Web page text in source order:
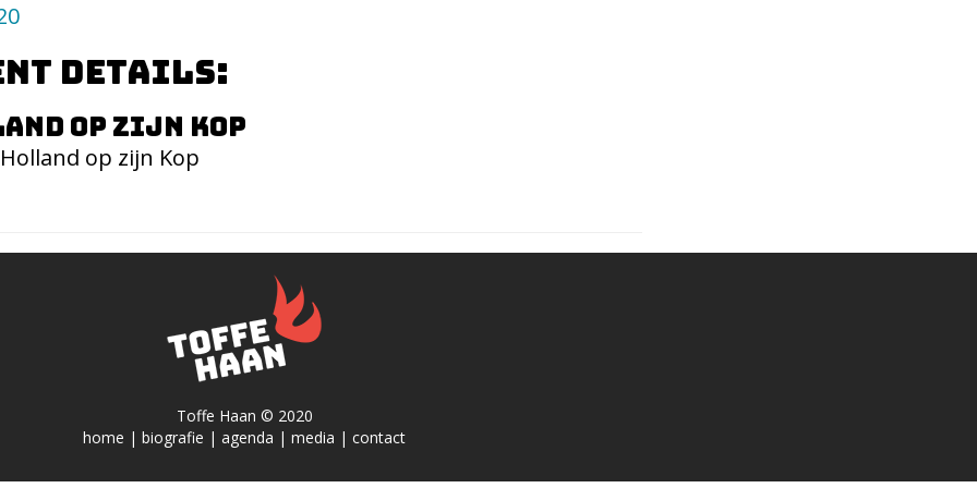
details:
op zijn Kop
Holland op zijn Kop
Toffe Haan © 2020
home | biografie | agenda | media | contact